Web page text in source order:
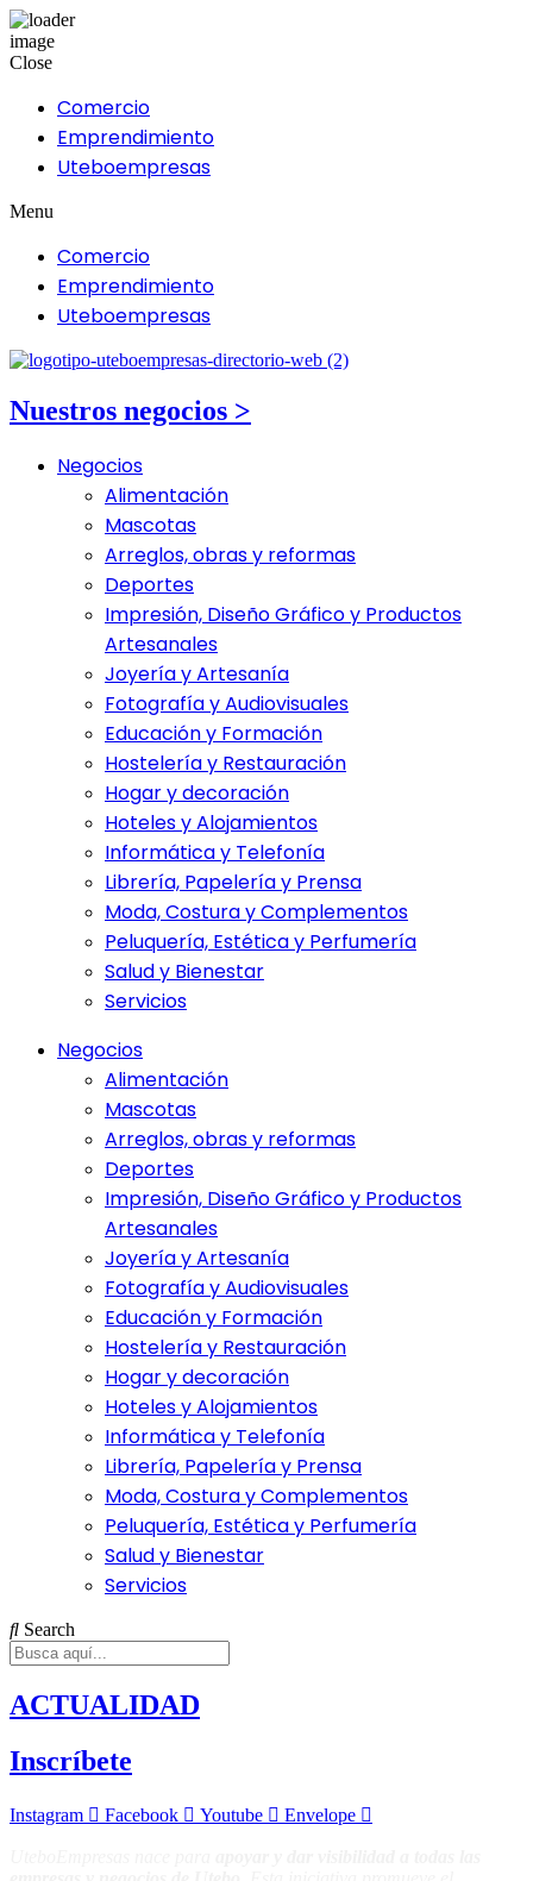
Close
Comercio
Emprendimiento
Uteboempresas
Menu
Comercio
Emprendimiento
Uteboempresas
Nuestros negocios >
Negocios
Alimentación
Mascotas
Arreglos, obras y reformas
Deportes
Impresión, Diseño Gráfico y Productos
Artesanales
Joyería y Artesanía
Fotografía y Audiovisuales
Educación y Formación
Hostelería y Restauración
Hogar y decoración
Hoteles y Alojamientos
Informática y Telefonía
Librería, Papelería y Prensa
Moda, Costura y Complementos
Peluquería, Estética y Perfumería
Salud y Bienestar
Servicios
Negocios
Alimentación
Mascotas
Arreglos, obras y reformas
Deportes
Impresión, Diseño Gráfico y Productos
Artesanales
Joyería y Artesanía
Fotografía y Audiovisuales
Educación y Formación
Hostelería y Restauración
Hogar y decoración
Hoteles y Alojamientos
Informática y Telefonía
Librería, Papelería y Prensa
Moda, Costura y Complementos
Peluquería, Estética y Perfumería
Salud y Bienestar
Servicios
Search
ACTUALIDAD
Inscríbete
Instagram Facebook Youtube Envelope